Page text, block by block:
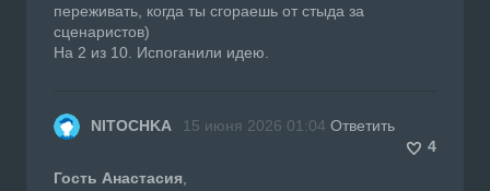
переживать, когда ты сгораешь от стыда за
сценаристов)
На 2 из 10. Испоганили идею.
NITOCHKA 15 июня 2026 01:04 Ответить
4
Гость Анастасия